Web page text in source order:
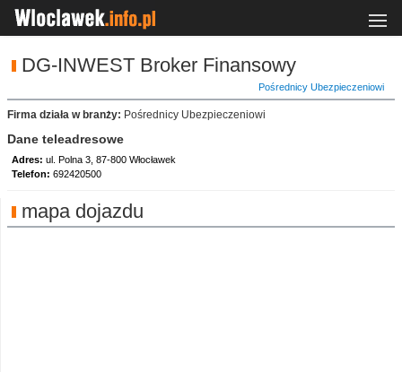
DG-INWEST Broker Finansowy
Pośrednicy Ubezpieczeniowi
Firma działa w branży: Pośrednicy Ubezpieczeniowi
Dane teleadresowe
Adres: ul. Polna 3, 87-800 Włocławek
Telefon: 692420500
mapa dojazdu